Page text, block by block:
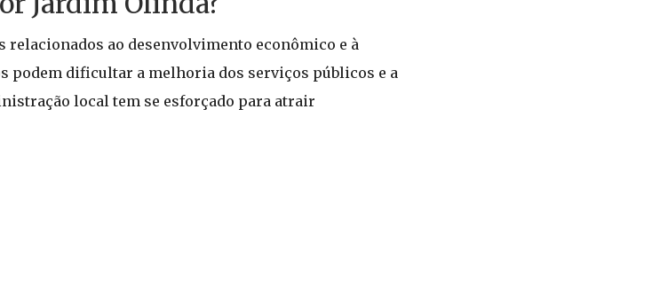
relacionados ao desenvolvimento econômico e à
podem dificultar a melhoria dos serviços públicos e a
local tem se esforçado para atrair